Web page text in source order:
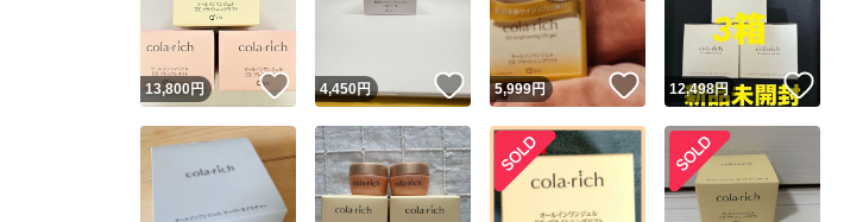
13,800円 いいね！
4,450円 いいね！
5,999円 いいね！
12,498円